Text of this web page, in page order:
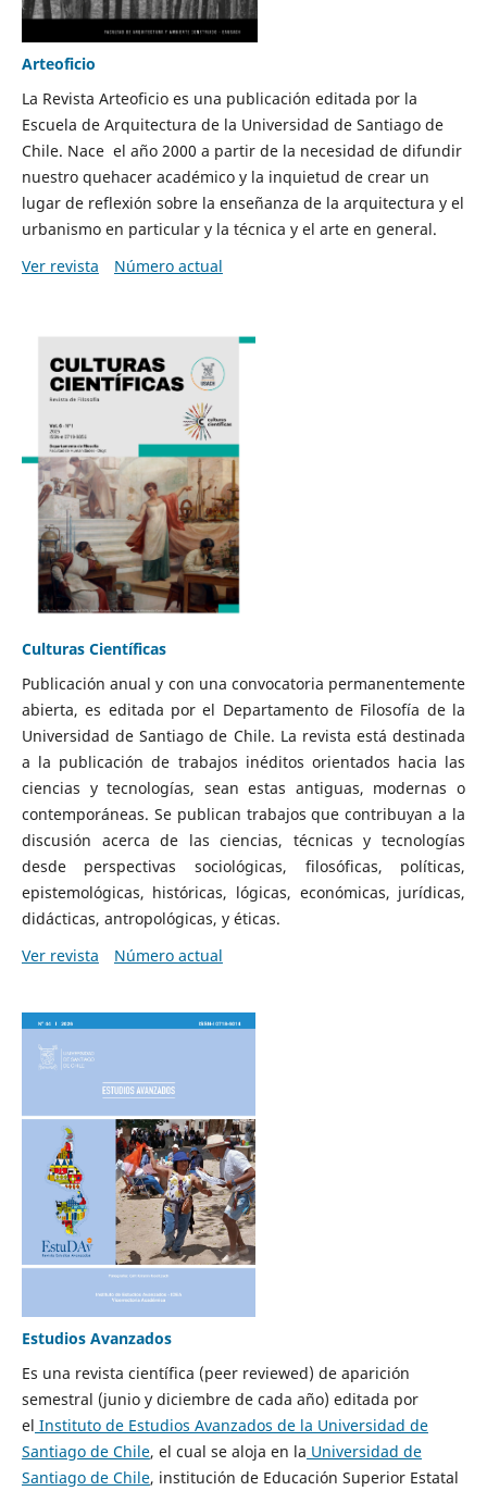
Arteoficio
La Revista Arteoficio es una publicación editada por la
Escuela de Arquitectura de la Universidad de Santiago de
Chile. Nace el año 2000 a partir de la necesidad de difundir
nuestro quehacer académico y la inquietud de crear un
lugar de reflexión sobre la enseñanza de la arquitectura y el
urbanismo en particular y la técnica y el arte en general.
Ver revista
Número actual
Culturas Científicas
Publicación anual y con una convocatoria permanentemente
abierta, es editada por el Departamento de Filosofía de la
Universidad de Santiago de Chile. La revista está destinada
a la publicación de trabajos inéditos orientados hacia las
ciencias y tecnologías, sean estas antiguas, modernas o
contemporáneas. Se publican trabajos que contribuyan a la
discusión acerca de las ciencias, técnicas y tecnologías
desde perspectivas sociológicas, filosóficas, políticas,
epistemológicas, históricas, lógicas, económicas, jurídicas,
didácticas, antropológicas, y éticas.
Ver revista
Número actual
Estudios Avanzados
Es una revista científica (peer reviewed) de aparición
semestral (junio y diciembre de cada año) editada por
el Instituto de Estudios Avanzados de la Universidad de
Santiago de Chile, el cual se aloja en la Universidad de
Santiago de Chile, institución de Educación Superior Estatal